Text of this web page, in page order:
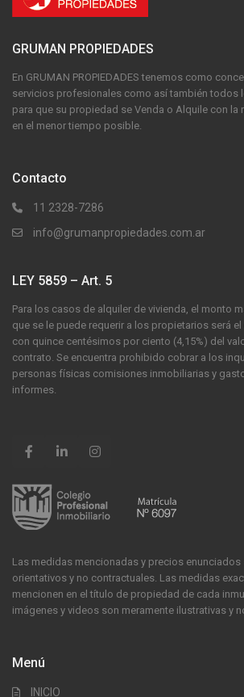
GRUMAN PROPIEDADES
En GRUMAN PROPIEDADES tenemos como
servicios profesionales como así también todos
para que su propiedad se Venda o Alquile con la
en el menor tiempo posible.
Contacto
11 2328-7286
info@grumanpropiedades.com.ar
LEY 5859 – Art. 5
Para los casos de alquiler de vivienda, el monto
que se le puede requerir a los propietarios será
con quince centésimos por ciento (4,15%) del
contrato. Se encuentra prohibido cobrar a los
personas físicas comisiones inmobiliarias y
informes.
Las medidas mencionadas y precios enunciados
orientativos y no contractuales. Las medidas
mencionen en el título de propiedad de cada
imágenes y videos son meramente ilustrativas y
Menú
INICIO